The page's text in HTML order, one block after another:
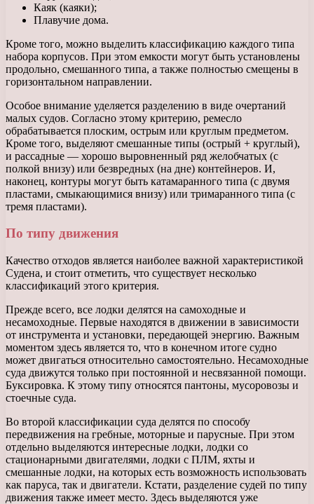
Каяк (каяки);
Плавучие дома.
Кроме того, можно выделить классификацию каждого типа
набора корпусов. При этом емкости могут быть установлены
продольно, смешанного типа, а также полностью смещены в
горизонтальном направлении.
Особое внимание уделяется разделению в виде очертаний
малых судов. Согласно этому критерию, ремесло
обрабатывается плоским, острым или круглым предметом.
Кроме того, выделяют смешанные типы (острый + круглый),
и рассадные — хорошо выровненный ряд желобчатых (с
полкой внизу) или безвредных (на дне) контейнеров. И,
наконец, контуры могут быть катамаранного типа (с двумя
пластами, смыкающимися внизу) или тримаранного типа (с
тремя пластами).
По типу движения
Качество отходов является наиболее важной характеристикой
Судена, и стоит отметить, что существует несколько
классификаций этого критерия.
Прежде всего, все лодки делятся на самоходные и
несамоходные. Первые находятся в движении в зависимости
от инструмента и установки, передающей энергию. Важным
моментом здесь является то, что в конечном итоге судно
может двигаться относительно самостоятельно. Несамоходные
суда движутся только при постоянной и несвязанной помощи.
Буксировка. К этому типу относятся пантоны, мусоровозы и
стоечные суда.
Во второй классификации суда делятся по способу
передвижения на гребные, моторные и парусные. При этом
отдельно выделяются интересные лодки, лодки со
стационарными двигателями, лодки с ПЛМ, яхты и
смешанные лодки, на которых есть возможность использовать
как паруса, так и двигатели. Кстати, разделение судей по типу
движения также имеет место. Здесь выделяются уже